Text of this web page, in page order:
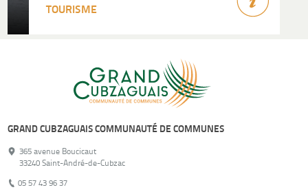
TOURISME
GRAND CUBZAGUAIS COMMUNAUTÉ DE COMMUNES
365 avenue Boucicaut
33240 Saint-André-de-Cubzac
05 57 43 96 37